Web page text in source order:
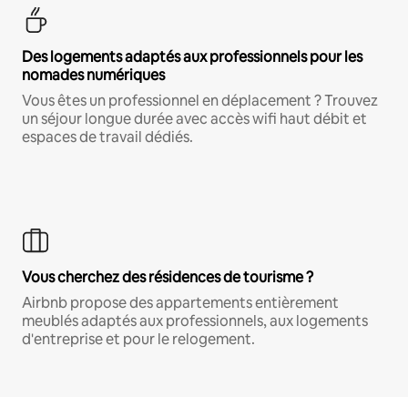
Des logements adaptés aux professionnels pour les
nomades numériques
Vous êtes un professionnel en déplacement ? Trouvez
un séjour longue durée avec accès wifi haut débit et
espaces de travail dédiés.
Vous cherchez des résidences de tourisme ?
Airbnb propose des appartements entièrement
meublés adaptés aux professionnels, aux logements
d'entreprise et pour le relogement.